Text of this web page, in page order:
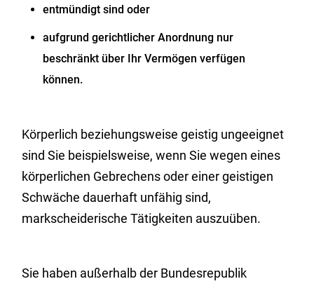
entmündigt sind oder
aufgrund gerichtlicher Anordnung nur
beschränkt über Ihr Vermögen verfügen
können.
Körperlich beziehungsweise geistig ungeeignet
sind Sie beispiel sweise, wenn Sie wegen eines
körperlichen Gebrechens oder einer geistigen
Schwäche dauerhaft unfähig sind,
markscheiderische Tätigkeiten auszuüben.
Sie haben außerhalb der Bundesrepublik